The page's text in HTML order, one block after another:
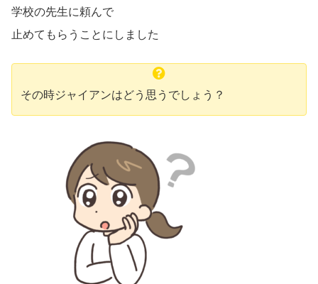
学校の先生に頼んで
止めてもらうことにしました
その時ジャイアンはどう思うでしょう？